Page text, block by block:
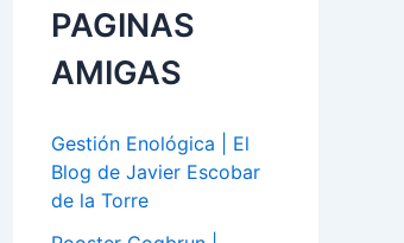
PAGINAS
AMIGAS
Gestión Enológica | El
Blog de Javier Escobar
de la Torre